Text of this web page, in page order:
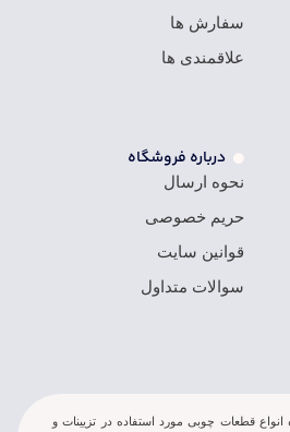
سفارش ها
علاقمندی ها
درباره فروشگاه
نحوه ارسال
حریم خصوصی
قوانین سایت
سوالات متداول
انواع قطعات چوبی مورد استفاده در تزيينات و